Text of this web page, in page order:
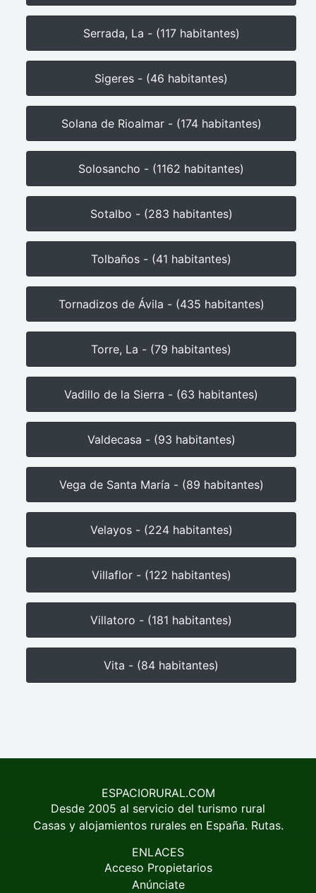
Serrada, La - (117 habitantes)
Sigeres - (46 habitantes)
Solana de Rioalmar - (174 habitantes)
Solosancho - (1162 habitantes)
Sotalbo - (283 habitantes)
Tolbaños - (41 habitantes)
Tornadizos de Ávila - (435 habitantes)
Torre, La - (79 habitantes)
Vadillo de la Sierra - (63 habitantes)
Valdecasa - (93 habitantes)
Vega de Santa María - (89 habitantes)
Velayos - (224 habitantes)
Villaflor - (122 habitantes)
Villatoro - (181 habitantes)
Vita - (84 habitantes)
ESPACIORURAL.COM
Desde 2005 al servicio del turismo rural
Casas y alojamientos rurales en España. Rutas.
ENLACES
Acceso Propietarios
Anúnciate